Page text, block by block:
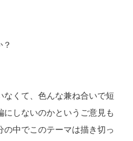
くて、色んな兼ね合いで短
しないのかというご意見も
中でこのテーマは描き切っ